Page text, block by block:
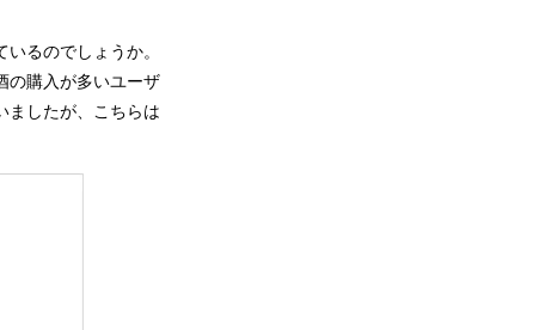
るのでしょうか。
の購入が多いユーザ
ましたが、こちらは